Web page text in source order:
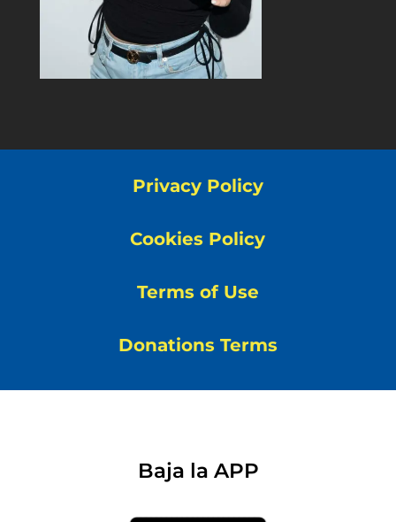
Privacy Policy
Cookies Policy
Terms of Use
Donations Terms
Baja la APP